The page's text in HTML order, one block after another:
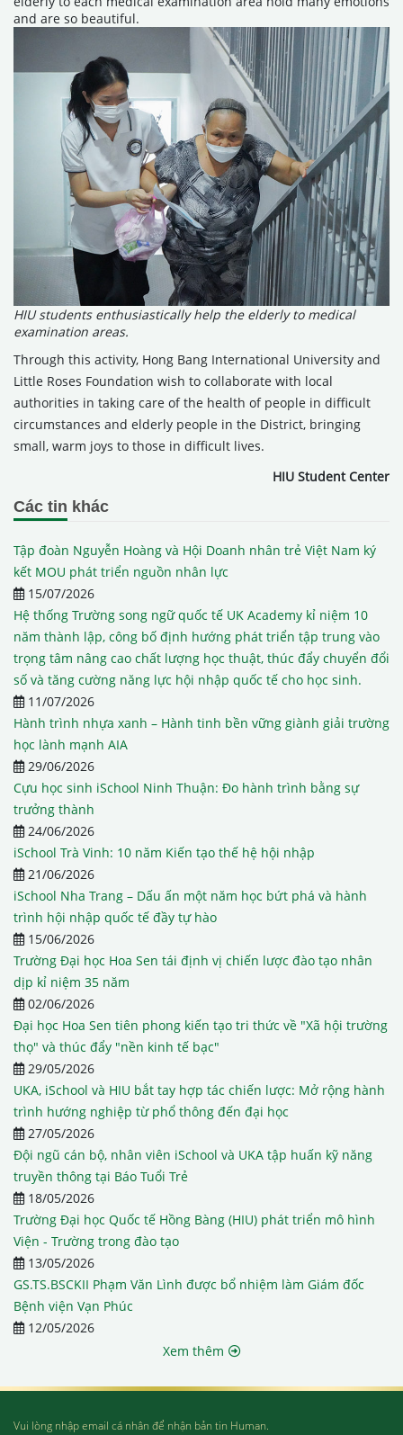
and are so beautiful.
HIU students enthusiastically help the elderly to medical
examination areas.
Through this activity, Hong Bang International University and
Little Roses Foundation wish to collaborate with local
authorities in taking care of the health of people in difficult
circumstances and elderly people in the District, bringing
small, warm joys to those in difficult lives.
HIU Student Center
Các tin khác
Tập đoàn Nguyễn Hoàng và Hội Doanh nhân trẻ Việt Nam ký
kết MOU phát triển nguồn nhân lực
15/07/2026
Hệ thống Trường song ngữ quốc tế UK Academy kỉ niệm 10
năm thành lập, công bố định hướng phát triển tập trung vào
trọng tâm nâng cao chất lượng học thuật, thúc đẩy chuyển đổi
số và tăng cường năng lực hội nhập quốc tế cho học sinh.
11/07/2026
Hành trình nhựa xanh – Hành tinh bền vững giành giải trường
học lành mạnh AIA
29/06/2026
Cựu học sinh iSchool Ninh Thuận: Đo hành trình bằng sự
trưởng thành
24/06/2026
iSchool Trà Vinh: 10 năm Kiến tạo thế hệ hội nhập
21/06/2026
iSchool Nha Trang – Dấu ấn một năm học bứt phá và hành
trình hội nhập quốc tế đầy tự hào
15/06/2026
Trường Đại học Hoa Sen tái định vị chiến lược đào tạo nhân
dịp kỉ niệm 35 năm
02/06/2026
Đại học Hoa Sen tiên phong kiến tạo tri thức về "Xã hội trường
thọ" và thúc đẩy "nền kinh tế bạc"
29/05/2026
UKA, iSchool và HIU bắt tay hợp tác chiến lược: Mở rộng hành
trình hướng nghiệp từ phổ thông đến đại học
27/05/2026
Đội ngũ cán bộ, nhân viên iSchool và UKA tập huấn kỹ năng
truyền thông tại Báo Tuổi Trẻ
18/05/2026
Trường Đại học Quốc tế Hồng Bàng (HIU) phát triển mô hình
Viện - Trường trong đào tạo
13/05/2026
GS.TS.BSCKII Phạm Văn Lình được bổ nhiệm làm Giám đốc
Bệnh viện Vạn Phúc
12/05/2026
Xem thêm
Vui lòng nhập email cá nhân để nhận bản tin Human.